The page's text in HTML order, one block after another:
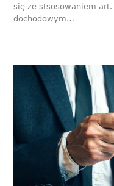
się ze stsosowaniem
dochodowym…